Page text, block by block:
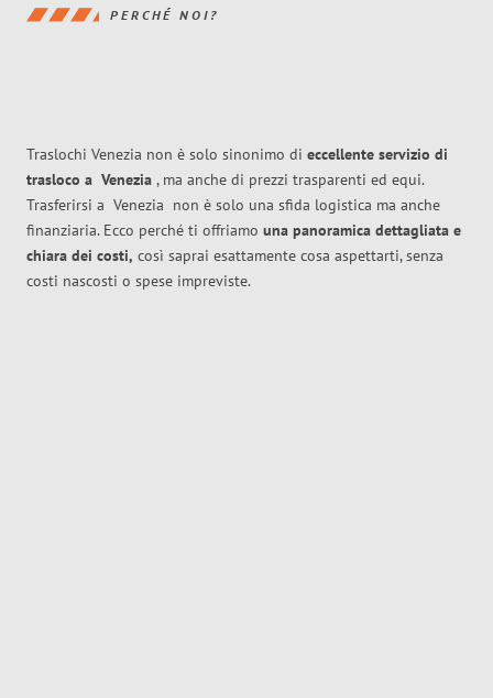
PERCHÉ NOI?
Traslochi Venezia non è solo sinonimo di eccellente servizio di
trasloco a Venezia , ma anche di prezzi trasparenti ed equi.
Trasferirsi a Venezia non è solo una sfida logistica ma anche
finanziaria. Ecco perché ti offriamo una panoramica dettagliata e
chiara dei costi, così saprai esattamente cosa aspettarti, senza
costi nascosti o spese impreviste.